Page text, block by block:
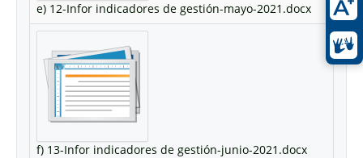
e) 12-Infor indicadores de gestión-mayo-2021.docx
f) 13-Infor indicadores de gestión-junio-2021.docx